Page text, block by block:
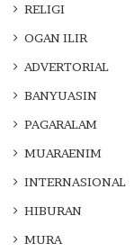
RELIGI
OGAN ILIR
ADVERTORIAL
BANYUASIN
PAGARALAM
MUARAENIM
INTERNASIONAL
HIBURAN
MURA